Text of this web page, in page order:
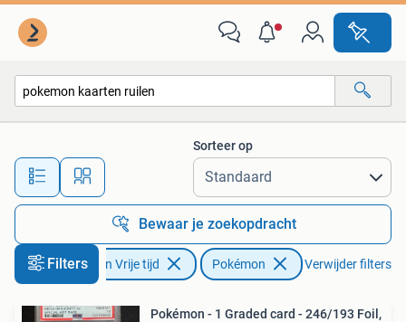
Alle afstanden…
Sorteer op
Bewaar je zoekopdracht
Filters
Hobby en Vrije tijd Pokémon Verwijder filters
Pokémon - 1 Graded card - 246/193 Foil,